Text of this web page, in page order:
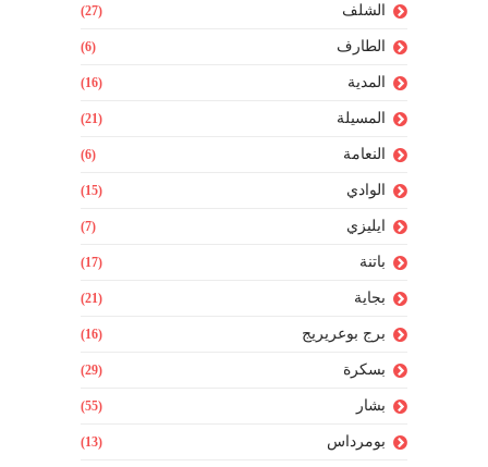
الشلف (27)
الطارف (6)
المدية (16)
المسيلة (21)
النعامة (6)
الوادي (15)
ايليزي (7)
باتنة (17)
بجاية (21)
برج بوعريريج (16)
بسكرة (29)
بشار (55)
بومرداس (13)